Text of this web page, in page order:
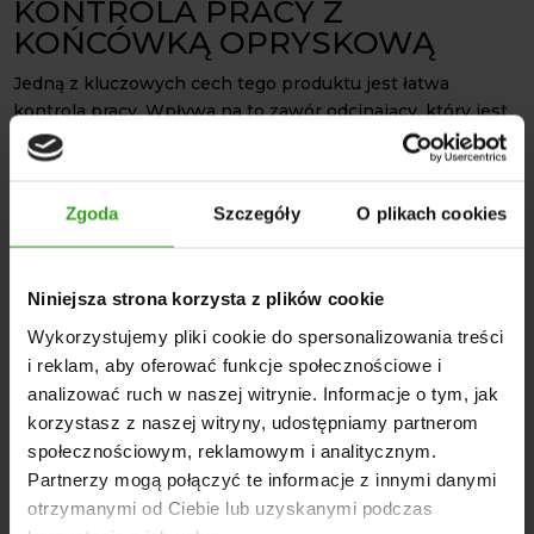
Zgoda Szczegóły O plikach cookies
Niniejsza strona korzysta z plików cookie
Wykorzystujemy pliki cookie do spersonalizowania treści
i reklam, aby oferować funkcje społecznościowe i
analizować ruch w naszej witrynie. Informacje o tym, jak
korzystasz z naszej witryny, udostępniamy partnerom
społecznościowym, reklamowym i analitycznym.
Partnerzy mogą połączyć te informacje z innymi danymi
otrzymanymi od Ciebie lub uzyskanymi podczas
KONTROLA PRACY Z
KOŃCÓWKĄ OPRYSKOWĄ
Jedną z kluczowych cech tego produktu jest łatwa
kontrola pracy. Wpływa na to zawór odcinający, który jest
umieszczony z boku korpusu. Taka funkcjonalność
umożliwia wygodny dostęp, a tym samym szybką kontrolę
wymianę dysz opylających. Operator, może w sprawny
sposób dostosować oprysk do różnych warunków pracy.
Potrójna oprawa rozpylaczato również stabilny montaż.
się na stabilność. Końcówka nie przemieszcza się w
trakcie pracy. Pozycje pośrednie zamykają przepływ
cieczy, dzięki czemu minimalizują się straty. Jest to
doskonałe rozwiązanie do różnych rodzajów upraw, a
także różnych warunków pracy w rolnictwie i
ogrodnictwie.
NAJWAŻNIEJSZE CECHY